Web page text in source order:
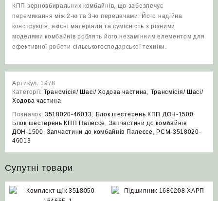
КПП зернозбиральних комбайнів, що забезпечує
перемикання між 2-ю та 3-ю передачами. Його надійна
конструкція, якісні матеріали та сумісність з різними
моделями комбайнів роблять його незамінним елементом для
ефективної роботи сільськогосподарської техніки.
Артикул: 1978
Категорії: Трансмісія/ Шасі/ Ходова частина, Трансмісія/ Шасі/
Ходова частина
Позначок: 3518020-46013, Блок шестерень КПП ДОН-1500,
Блок шестерень КПП Палессе , Запчастини до комбайнів
ДОН-1500,Запчастини до комбайнів Палессе , РСМ-3518020-
46013
Супутні товари